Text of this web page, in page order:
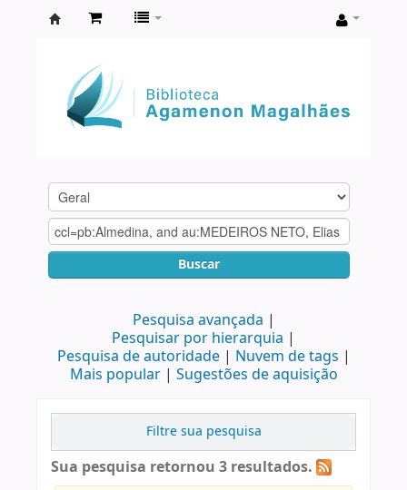
Agamenon
Magalhães
Buscar
Pesquisa avançada
Pesquisar por hierarquia
Pesquisa de autoridade
Nuvem de tags
Mais popular
Sugestões de aquisição
Filtre sua pesquisa
Sua pesquisa retornou 3 resultados.